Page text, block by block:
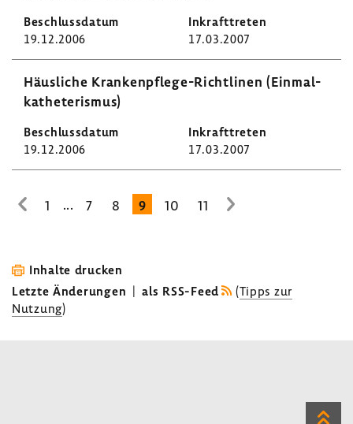
19.12.2006 17.03.2007
Häus­liche Krankenpflege-​Richtlinen (Einmal­
ka­the­te­rismus)
19.12.2006 17.03.2007
zur
Seite
1 ... 7 8 9 10 11
zur
Inhalte drucken
Letzte Änderungen | als RSS-Feed (Tipps zur
Nutzung)
Zum